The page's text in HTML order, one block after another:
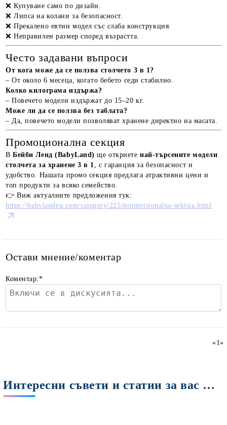
❌ Купуване само по дизайн.
❌ Липса на колани за безопасност.
❌ Прекалено евтин модел със слаба конструкция.
❌ Неправилен размер според възрастта.
Често задавани въпроси
От кога може да се ползва столчето 3 в 1?
– От около 6 месеца, когато бебето седи стабилно.
Колко килограма издържа?
– Повечето модели издържат до 15–20 кг.
Може ли да се ползва без таблата?
– Да, повечето модели позволяват хранене директно на масата.
Промоционална секция
ВБейби Ленд (BabyLand) ще откриетенай-търсените модели
столчета за хранене 3 в 1, с гаранция за безопасност и
удобство. Нашата промо секция предлага атрактивни цени и
топ продукти за всяко семейство.
👉 Виж актуалните предложения тук:
https://babylandeu.com/category/225/promotsionalna-sektsia.html
Остави мнение/коментар
Коментар:*
«1»
Интересни съвети и статии за вас Мами